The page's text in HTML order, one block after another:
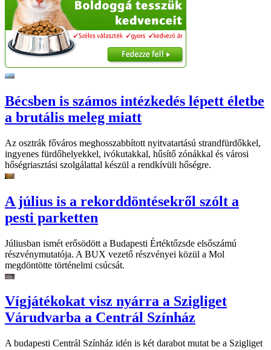
Bécsben is számos intézkedés lépett életbe
a brutális meleg miatt
Az osztrák főváros meghosszabbított nyitvatartású strandfürdőkkel,
ingyenes fürdőhelyekkel, ivókutakkal, hűsítő zónákkal és városi
hőségriasztási szolgálattal készül a rendkívüli hőségre.
A július is a rekorddöntésekről szólt a
pesti parketten
Júliusban ismét erősödött a Budapesti Értéktőzsde elsőszámú
részvénymutatója. A BUX vezető részvényei közül a Mol
megdöntötte történelmi csúcsát.
Vígjátékokat visz nyárra a Szigliget
Várudvarba a Centrál Színház
A budapesti Centrál Színház idén is két darabot mutat be a Szigliget